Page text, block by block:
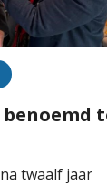
twaalf jaar